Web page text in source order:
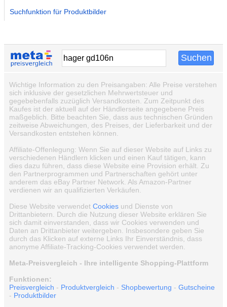
Suchfunktion für Produktbilder
Wichtige Information zu den Preisangaben: Alle Preise verstehen
sich inklusive der gesetzlichen Mehrwertsteuer und
gegebebenfalls zuzüglich Versandkosten. Zum Zeitpunkt des
Kaufes ist der aktuell auf der Händlerseite angegebene Preis
maßgeblich. Bitte beachten Sie, dass aus technischen Gründen
zeitweise Abweichungen, des Preises, der Lieferbarkeit und der
Versandkosten entstehen können.
Affiliate-Offenlegung: Wenn Sie auf dieser Website auf Links zu
verschiedenen Händlern klicken und einen Kauf tätigen, kann
dies dazu führen, dass diese Website eine Provision erhält. Zu
den Partnerprogrammen und Partnerschaften gehört unter
anderem das eBay Partner Network. Als Amazon-Partner
verdienen wir an qualifizierten Verkäufen.
Diese Website verwendet Cookies und Dienste von
Drittanbietern. Durch die Nutzung dieser Website erklären Sie
sich damit einverstanden, dass wir Cookies verwenden und
Daten an Drittanbieter weitergeben. Insbesondere geben Sie
durch das Klicken auf externe Links Ihr Einverständnis, dass
anonyme Affiliate-Tracking-Cookies verwendet werden.
Meta-Preisvergleich - Ihre intelligente Shopping-Plattform
Funktionen:
Preisvergleich - Produktvergleich - Shopbewertung - Gutscheine
- Produktbilder